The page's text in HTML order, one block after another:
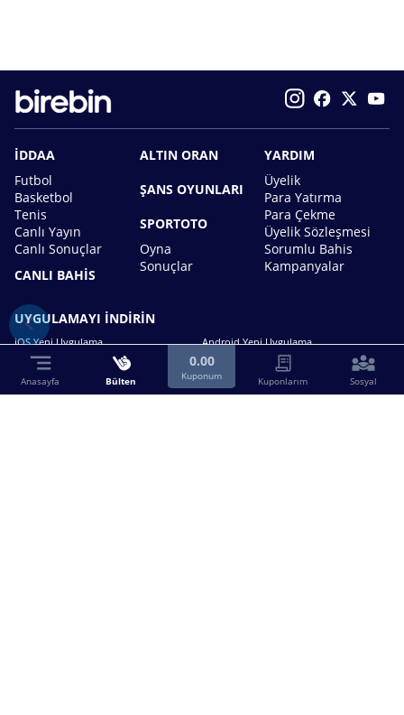
İDDAA
Futbol
Basketbol
Tenis
Canlı Yayın
Canlı Sonuçlar
CANLI BAHİS
ALTIN ORAN
ŞANS OYUNLARI
SPORTOTO
Oyna
Sonuçlar
YARDIM
Üyelik
Para Yatırma
Para Çekme
Üyelik Sözleşmesi
Sorumlu Bahis
Kampanyalar
UYGULAMAYI İNDİRİN
iOS Yeni Uygulama Android Yeni Uygulama
Anasayfa Bülten
0.00
Kuponum Kuponlarım Sosyal